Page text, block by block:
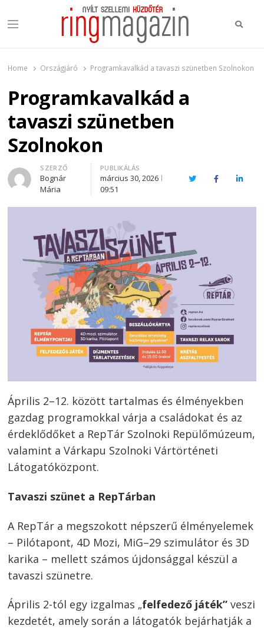
Menu
Home Országjáró Programkavalkád a tavaszi szünetben Szolnokon
Programkavalkád a
tavaszi szünetben
Szolnokon
Author
SZERZŐ
Bognár
Mária
PUBLIKÁLÁS
március 30, 2026
09:51
TwitterFacebook
Április 2–12. között tartalmas és élményekben
gazdag programokkal várja a családokat és az
érdeklődőket a RepTár Szolnoki Repülőmúzeum,
valamint a Várkapu Szolnoki Vártörténeti
Látogatóközpont.
Tavaszi szünet a RepTárban
A RepTár a megszokott népszerű élményelemek
– Pilótapont, 4D Mozi, MiG–29 szimulátor és 3D
karika – mellett számos újdonsággal készül a
tavaszi szünetre.
Április 2-tól egy izgalmas „felfedező játék” veszi
kezdetét, amely során a látogatók bejárhatják a